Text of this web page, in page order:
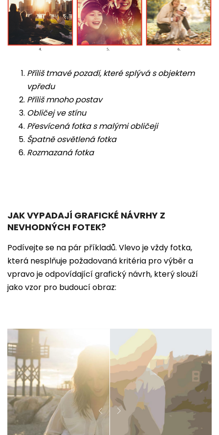
Příliš tmavé pozadí, které splývá s objektem
vpředu
Příliš mnoho postav
Obličej ve stínu
Přesvícená fotka s malými obličeji
Špatně osvětlená fotka
Rozmazaná fotka
JAK VYPADAJÍ GRAFICKÉ NÁVRHY Z
NEVHODNÝCH FOTEK?
Podívejte se na pár příkladů. Vlevo je vždy fotka,
která nesplňuje požadovaná kritéria pro výběr a
vpravo je odpovídající grafický návrh, který slouží
jako vzor pro budoucí obraz: